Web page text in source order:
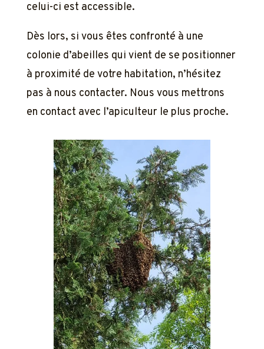
celui-ci est accessible.
Dès lors, si vous êtes confronté à une
colonie d’abeilles qui vient de se positionner
à proximité de votre habitation, n’hésitez
pas à nous contacter. Nous vous mettrons
en contact avec l’apiculteur le plus proche.